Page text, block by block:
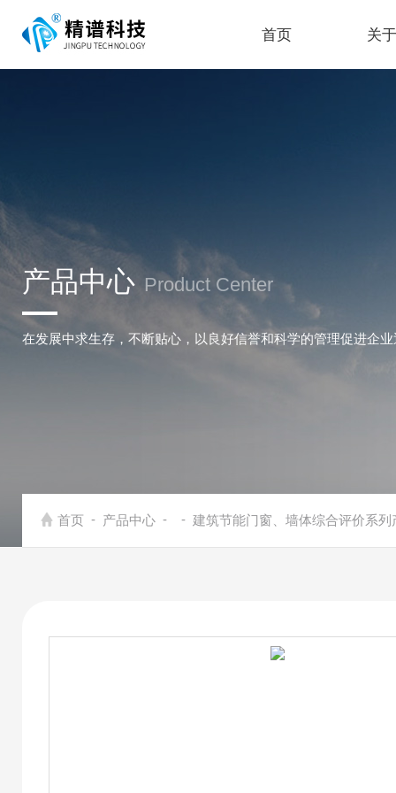
首页 关
产品中心 Product Center
在发展中求生存，不断贴心，以良好信誉和科学的管理促进企
首页 - 产品中心 - - 建筑节能门窗、墙体综合评价系列